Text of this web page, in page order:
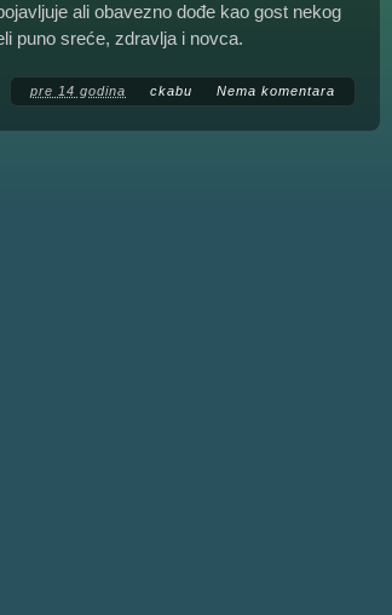
ali obavezno dođe kao gost nekog
puno sreće, zdravlja i novca.
pre 14 godina ckabu Nema komentara